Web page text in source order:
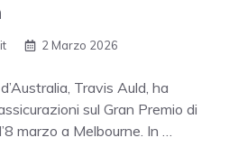
2 Marzo 2026
Travis Auld, ha
sul Gran Premio di
marzo a Melbourne. In …